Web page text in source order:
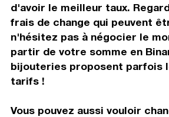
d'avoir le meilleur taux.
frais de change qui peuvent
n'hésitez pas à négocier le
partir de votre somme en
bijouteries proposent parfois
tarifs !
Vous pouvez aussi vouloir